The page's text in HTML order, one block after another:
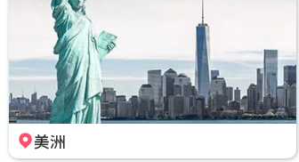
美洲